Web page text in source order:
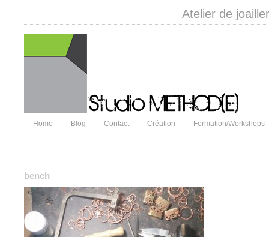
Atelier de
Home Blog Contact Création Formation/Workshops
bench